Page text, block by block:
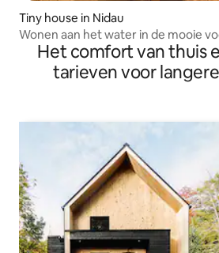
Tiny house in Nidau
Wonen aan het water in de mooie
Het comfort van thuis
tarieven voor